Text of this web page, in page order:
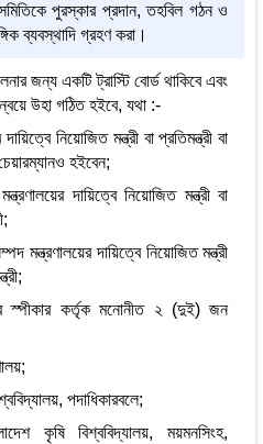
সমিতিকে পুরস্কার প্রদান, তহবিল গঠন ও
ব্যবস্থাদি গ্রহণ করা।
জন্য একটি ট্রাস্টি বোর্ড থাকিবে এবং
উহা গঠিত হইবে, যথা :-
নিয়োজিত মন্ত্রী বা প্রতিমন্ত্রী বা
হইবেন;
দায়িত্বে নিয়োজিত মন্ত্রী বা
মন্ত্রণালয়ের দায়িত্বে নিয়োজিত মন্ত্রী
স্পীকার কর্তৃক মনোনীত ২ (দুই) জন
পদাধিকারবলে;
কৃষি বিশ্ববিদ্যালয়, ময়মনসিংহ,